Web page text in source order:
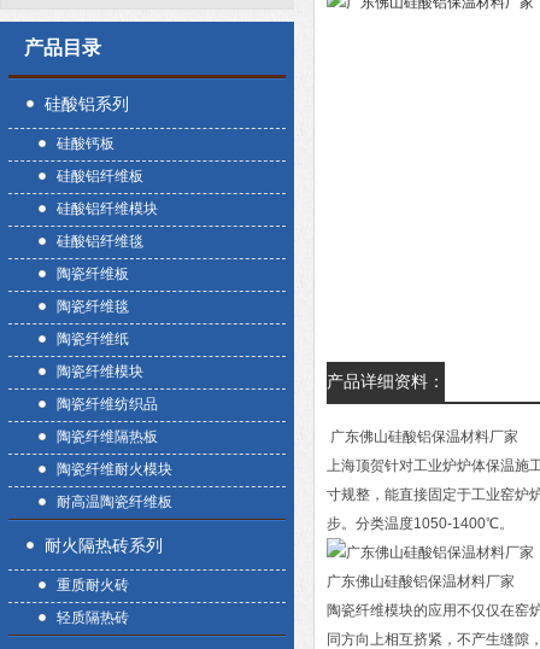
产品目录
硅酸铝系列
硅酸钙板
硅酸铝纤维板
硅酸铝纤维模块
硅酸铝纤维毯
陶瓷纤维板
陶瓷纤维毯
陶瓷纤维纸
陶瓷纤维模块
陶瓷纤维纺织品
陶瓷纤维隔热板
陶瓷纤维耐火模块
耐高温陶瓷纤维板
耐火隔热砖系列
重质耐火砖
轻质隔热砖
产品详细资料：
广东佛山硅酸铝保温材料厂家
上海顶贺针对工业炉炉体保温施
寸规整，能直接固定于工业窑炉
步。分类温度1050-1400℃。
广东佛山硅酸铝保温材料厂家
陶瓷纤维模块的应用不仅仅在窑
同方向上相互挤紧，不产生缝隙